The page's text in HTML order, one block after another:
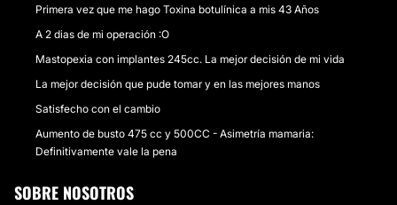
Primera vez que me hago Toxina botulínica a mis 43 Años
A 2 dias de mi operación :O
Mastopexia con implantes 245cc. La mejor decisión de mi vida
La mejor decisión que pude tomar y en las mejores manos
Satisfecho con el cambio
Aumento de busto 475 cc y 500CC - Asimetría mamaria:
Definitivamente vale la pena
SOBRE NOSOTROS